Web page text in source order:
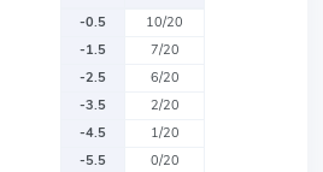
-0.5
10/20
-1.5
7/20
-2.5
6/20
-3.5
2/20
-4.5
1/20
-5.5
0/20